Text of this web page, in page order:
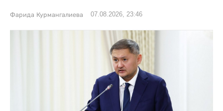
Фарида Курмангалиева 07.08.2026, 23:46